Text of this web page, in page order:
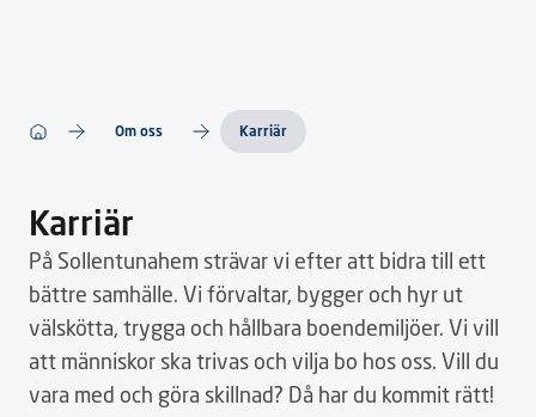
Om oss Karriär
Karriär
På Sollentunahem strävar vi efter att bidra till ett
bättre samhälle. Vi förvaltar, bygger och hyr ut
välskötta, trygga och hållbara boendemiljöer. Vi vill
att människor ska trivas och vilja bo hos oss. Vill du
vara med och göra skillnad? Då har du kommit rätt!